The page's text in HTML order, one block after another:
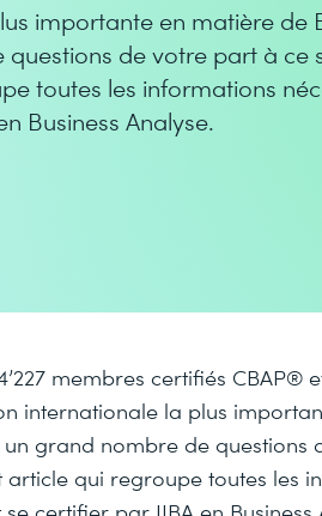
importante en matière de
de votre part à ce
toutes les informations
Business Analyse.
membres certifiés CBAP®
internationale la plus
grand nombre de questions
article qui regroupe toutes les